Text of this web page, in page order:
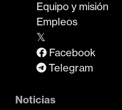
Equipo y misión
Empleos
𝕏
Facebook
Telegram
Noticias